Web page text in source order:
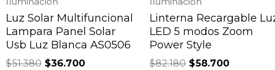
Luz Solar Multifuncional
Lampara Panel Solar
Usb Luz Blanca AS0506
$51.380 $36.700
Linterna Recargable
LED 5 modos Zoom
Power Style
$82.180 $58.700